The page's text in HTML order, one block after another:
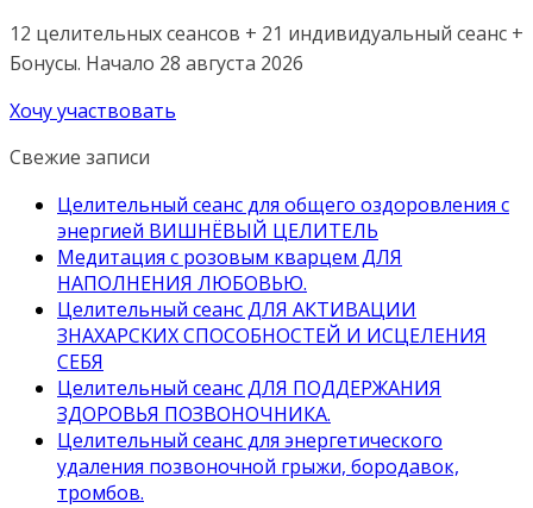
12 целительных сеансов + 21 индивидуальный сеанс +
Бонусы. Начало 28 августа 2026
Хочу участвовать
Свежие записи
Целительный сеанс для общего оздоровления с
энергией ВИШНЁВЫЙ ЦЕЛИТЕЛЬ
Медитация с розовым кварцем ДЛЯ
НАПОЛНЕНИЯ ЛЮБОВЬЮ.
Целительный сеанс ДЛЯ АКТИВАЦИИ
ЗНАХАРСКИХ СПОСОБНОСТЕЙ И ИСЦЕЛЕНИЯ
СЕБЯ
Целительный сеанс ДЛЯ ПОДДЕРЖАНИЯ
ЗДОРОВЬЯ ПОЗВОНОЧНИКА.
Целительный сеанс для энергетического
удаления позвоночной грыжи, бородавок,
тромбов.